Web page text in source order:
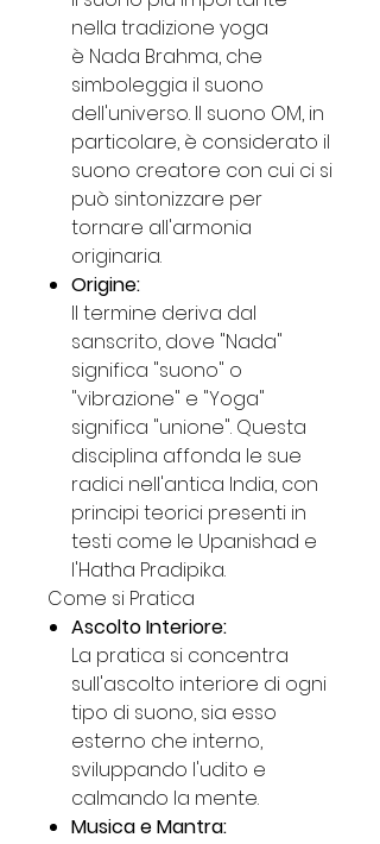
nella tradizione yoga
è Nada Brahma, che
simboleggia il suono
dell'universo. Il suono OM, in
particolare, è considerato il
suono creatore con cui ci si
può sintonizzare per
tornare all'armonia
originaria.
Origine:
Il termine deriva dal
sanscrito, dove "Nada"
significa "suono" o
"vibrazione" e "Yoga"
significa "unione". Questa
disciplina affonda le sue
radici nell'antica India, con
principi teorici presenti in
testi come le Upanishad e
l'Hatha Pradipika.
Come si Pratica
Ascolto Interiore:
La pratica si concentra
sull'ascolto interiore di ogni
tipo di suono, sia esso
esterno che interno,
sviluppando l'udito e
calmando la mente.
Musica e Mantra: